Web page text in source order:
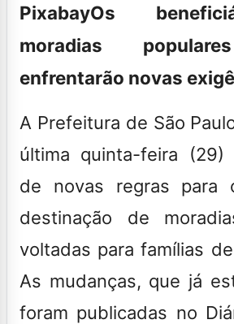
PixabayOs
moradias
enfrentarão novas
A Prefeitura de São
última quinta-feira (29)
de novas regras para
destinação de
voltadas para famílias
As mudanças, que já
foram publicadas no